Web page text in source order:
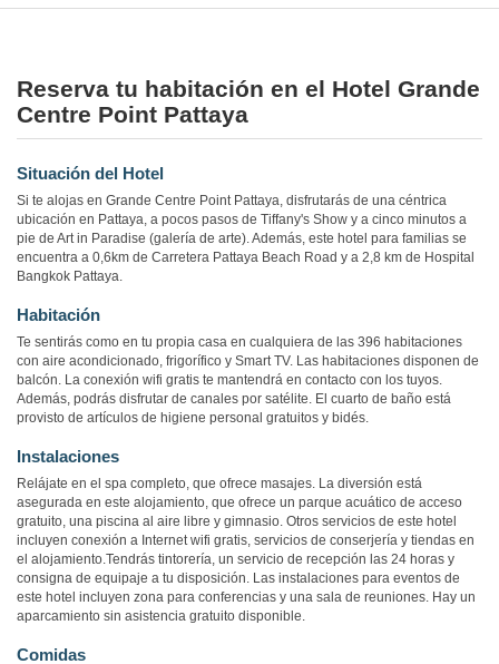
Reserva tu habitación en el Hotel Grande
Centre Point Pattaya
Situación del Hotel
Si te alojas en Grande Centre Point Pattaya, disfrutarás de una céntrica
ubicación en Pattaya, a pocos pasos de Tiffany's Show y a cinco minutos a
pie de Art in Paradise (galería de arte). Además, este hotel para familias se
encuentra a 0,6km de Carretera Pattaya Beach Road y a 2,8 km de Hospital
Bangkok Pattaya.
Habitación
Te sentirás como en tu propia casa en cualquiera de las 396 habitaciones
con aire acondicionado, frigorífico y Smart TV. Las habitaciones disponen de
balcón. La conexión wifi gratis te mantendrá en contacto con los tuyos.
Además, podrás disfrutar de canales por satélite. El cuarto de baño está
provisto de artículos de higiene personal gratuitos y bidés.
Instalaciones
Relájate en el spa completo, que ofrece masajes. La diversión está
asegurada en este alojamiento, que ofrece un parque acuático de acceso
gratuito, una piscina al aire libre y gimnasio. Otros servicios de este hotel
incluyen conexión a Internet wifi gratis, servicios de conserjería y tiendas en
el alojamiento.Tendrás tintorería, un servicio de recepción las 24 horas y
consigna de equipaje a tu disposición. Las instalaciones para eventos de
este hotel incluyen zona para conferencias y una sala de reuniones. Hay un
aparcamiento sin asistencia gratuito disponible.
Comidas